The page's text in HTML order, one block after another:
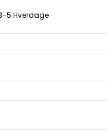
5 Hverdage